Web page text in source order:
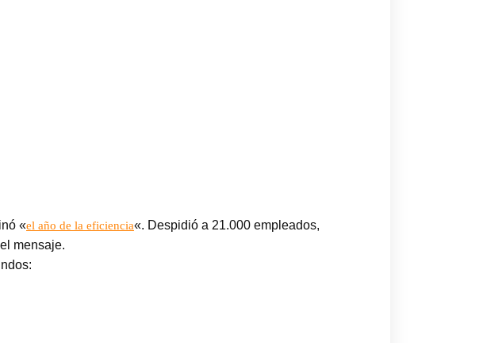
«el año de la eficiencia«. Despidió a 21.000 empleados,
mensaje.